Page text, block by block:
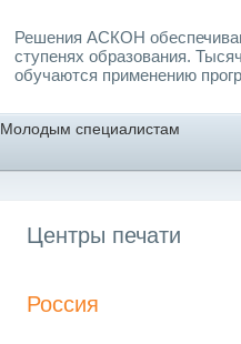
Решения АСКОН
ступенях образования.
обучаются применению
Молодым специалистам
Центры печати
Россия